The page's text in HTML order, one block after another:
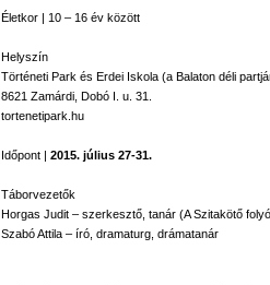
Életkor | 10 – 16 év között
Helyszín
Történeti Park és Erdei Iskola (a Balaton déli
8621 Zamárdi Dobó I. u. 31.
tortenetipark.hu
Időpont | 2015. július 27-31.
Táborvezetők
Horgas Judit – szerkesztő tanár (ASzitakötő
SzabóAttila – író dramaturg drámatanár